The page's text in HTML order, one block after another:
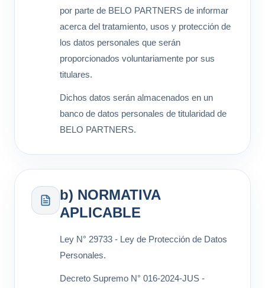
por parte de BELO PARTNERS de informar
acerca del tratamiento, usos y protección de
los datos personales que serán
proporcionados voluntariamente por sus
titulares.
Dichos datos serán almacenados en un
banco de datos personales de titularidad de
BELO PARTNERS.
b) NORMATIVA
APLICABLE
Ley N° 29733 - Ley de Protección de Datos
Personales.
Decreto Supremo N° 016-2024-JUS -